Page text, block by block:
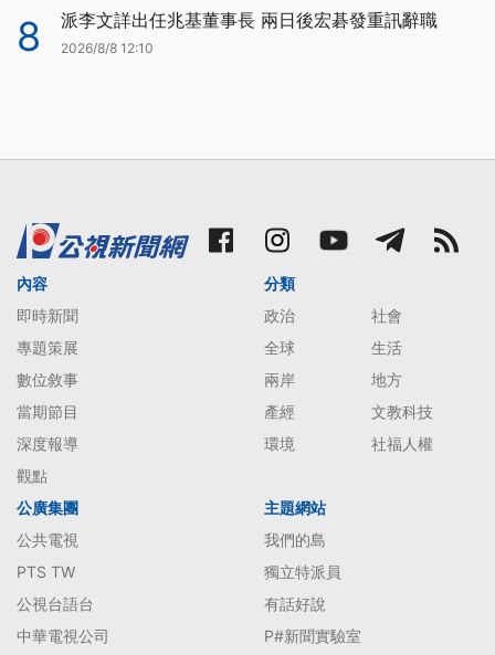
8 派李文詳出任兆基董事長 兩日後宏碁發重訊辭職
2026/8/8 12:10
內容
即時新聞
專題策展
數位敘事
當期節目
深度報導
觀點
分類
政治
社會
全球
生活
兩岸
地方
產經
文教科技
環境
社福人權
公廣集團
公共電視
PTS TW
公視台語台
中華電視公司
主題網站
我們的島
獨立特派員
有話好說
P#新聞實驗室